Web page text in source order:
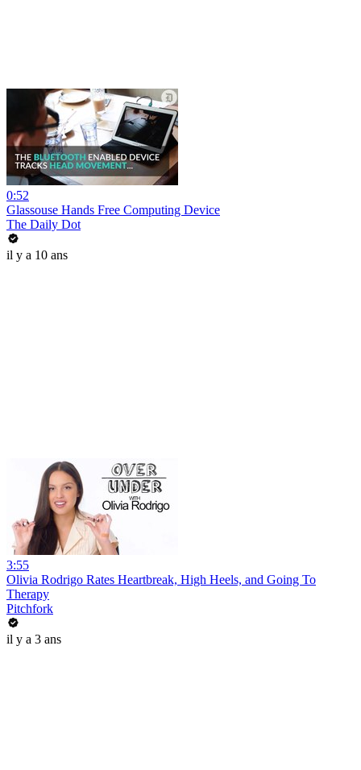
0:52
Glassouse Hands Free Computing Device
The Daily Dot
il y a 10 ans
3:55
Olivia Rodrigo Rates Heartbreak, High Heels, and Going To
Therapy
Pitchfork
il y a 3 ans